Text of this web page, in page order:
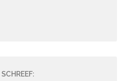
SCHREEF: